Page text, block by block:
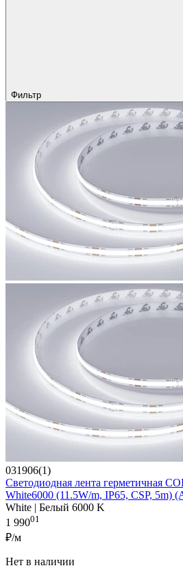
Фильтр
031906(1)
Светодиодная лента герметичная
White6000 (11.5W/m, IP65, CSP, 5m)
White | Белый 6000 K
1 99001
₽/м
Нет в наличии